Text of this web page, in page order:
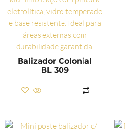
Balizador Colonial
BL 309